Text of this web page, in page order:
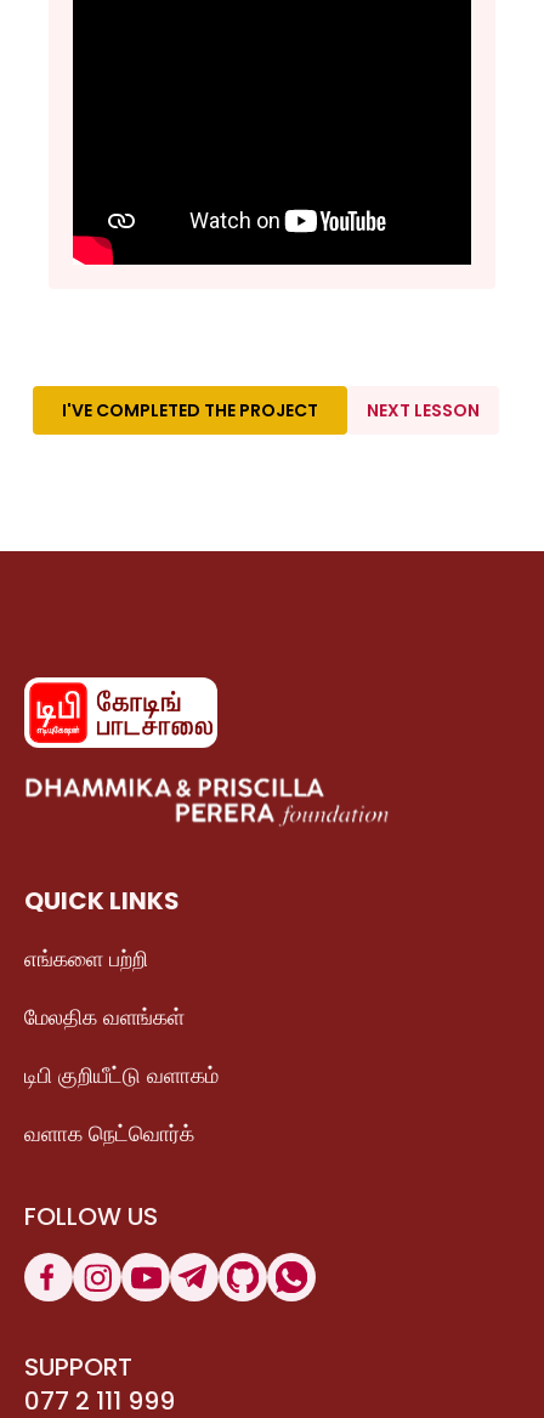
I'VE COMPLETED THE PROJECT NEXT LESSON
QUICK LINKS
எங்களை பற்றி
மேலதிக வளங்கள்
டிபி குறியீட்டு வளாகம்
வளாக நெட்வொர்க்
FOLLOW US
SUPPORT
077 2 111 999